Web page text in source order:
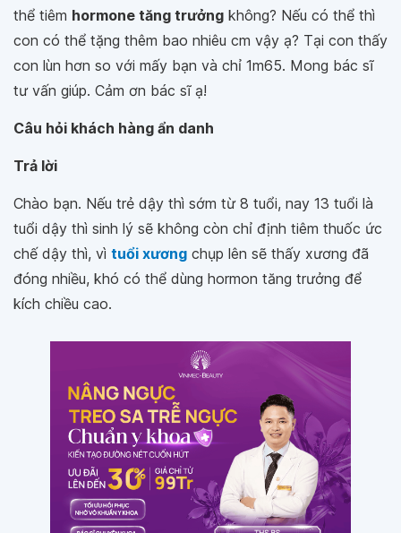
thể tiêm hormone tăng trưởng không? Nếu có thể thì
con có thể tặng thêm bao nhiêu cm vậy ạ? Tại con thấy
con lùn hơn so với mấy bạn và chỉ 1m65. Mong bác sĩ
tư vấn giúp. Cảm ơn bác sĩ ạ!
Câu hỏi khách hàng ẩn danh
Trả lời
Chào bạn. Nếu trẻ dậy thì sớm từ 8 tuổi, nay 13 tuổi là
tuổi dậy thì sinh lý sẽ không còn chỉ định tiêm thuốc ức
chế dậy thì, vì tuổi xương chụp lên sẽ thấy xương đã
đóng nhiều, khó có thể dùng hormon tăng trưởng để
kích chiều cao.